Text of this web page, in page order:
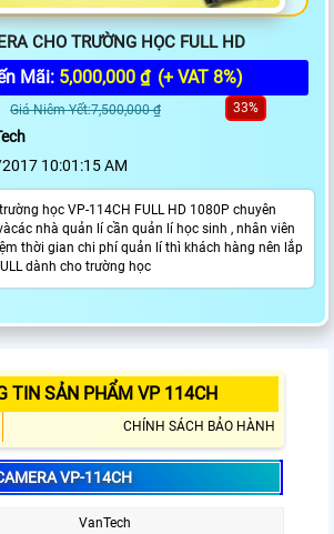
CHO TRƯỜNG HỌC FULL HD
Mãi: 5,000,000 ₫ (+ VAT 8%)
Giá Niêm Yết:7,500,000 ₫ 33%
10:01:15 AM
học VP-114CH FULL HD 1080P chuyên
nhà quản lí cần quản lí học sinh , nhân viên
thời gian chi phí quản lí thì khách hàng nên lắp
dành cho trường học
TIN SẢN PHẨM VP 114CH
CHÍNH SÁCH BẢO HÀNH
VP-114CH
VanTech